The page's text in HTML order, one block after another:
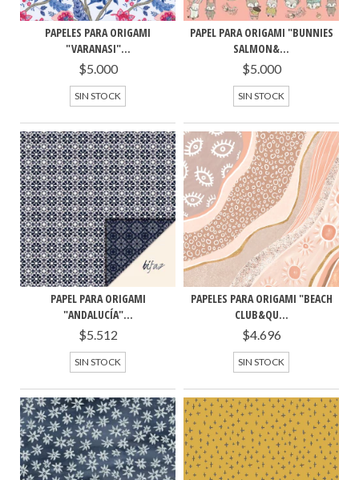
PAPELES PARA ORIGAMI
"VARANASI"...
$5.000
SIN STOCK
PAPEL PARA ORIGAMI "BUNNIES
SALMON&...
$5.000
SIN STOCK
PAPEL PARA ORIGAMI
"ANDALUCÍA"...
$5.512
SIN STOCK
PAPELES PARA ORIGAMI "BEACH
CLUB&QU...
$4.696
SIN STOCK